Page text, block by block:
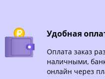
Удобная
Оплата заказ
наличными,
онлайн через